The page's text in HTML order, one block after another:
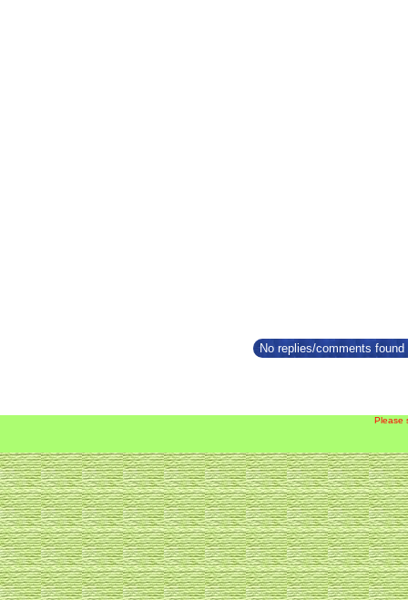
No replies/comments
Please